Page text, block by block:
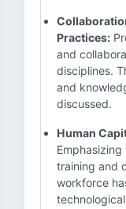
Practices:
and
disciplines.
and
discussed.
Human
training and
workforce